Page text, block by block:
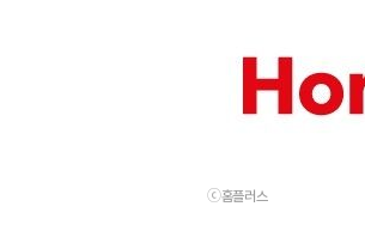
ⓒ홈플러스